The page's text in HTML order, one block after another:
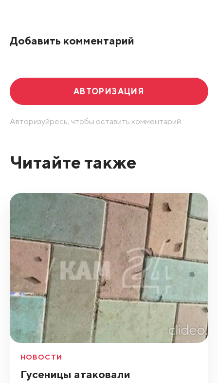
Добавить комментарий
АВТОРИЗАЦИЯ
Авторизуйресь, чтобы оставить комментарий.
Читайте также
НОВОСТИ
Гусеницы атаковали